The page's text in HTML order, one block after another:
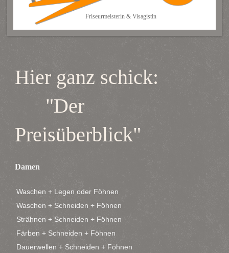
Friseurmeisterin & Visagistin
Hier ganz schick:
"Der
Preisüberblick"
Damen
Waschen + Legen oder Föhnen
Waschen + Schneiden + Föhnen
Strähnen + Schneiden + Föhnen
Färben + Schneiden + Föhnen
Dauerwellen + Schneiden + Föhnen